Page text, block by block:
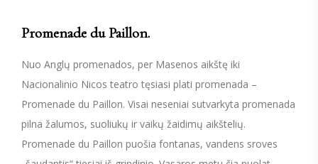
Promenade du Paillon.
Nuo Anglų promenados, per Masenos aikštę iki
Nacionalinio Nicos teatro tęsiasi plati promenada –
Promenade du Paillon. Visai neseniai sutvarkyta promenada
pilna žalumos, suoliukų ir vaikų žaidimų aikštelių.
Promenade du Paillon puošia fontanas, vandens sroves